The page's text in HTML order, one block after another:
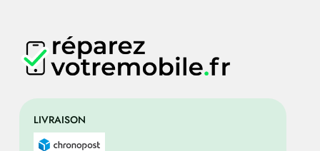
LIVRAISON